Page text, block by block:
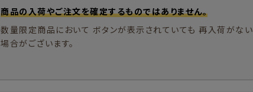
商品の入荷やご注文を確定するものではありません。
数量限定商品において ボタンが表示されていても 再入荷がない
場合がございます。